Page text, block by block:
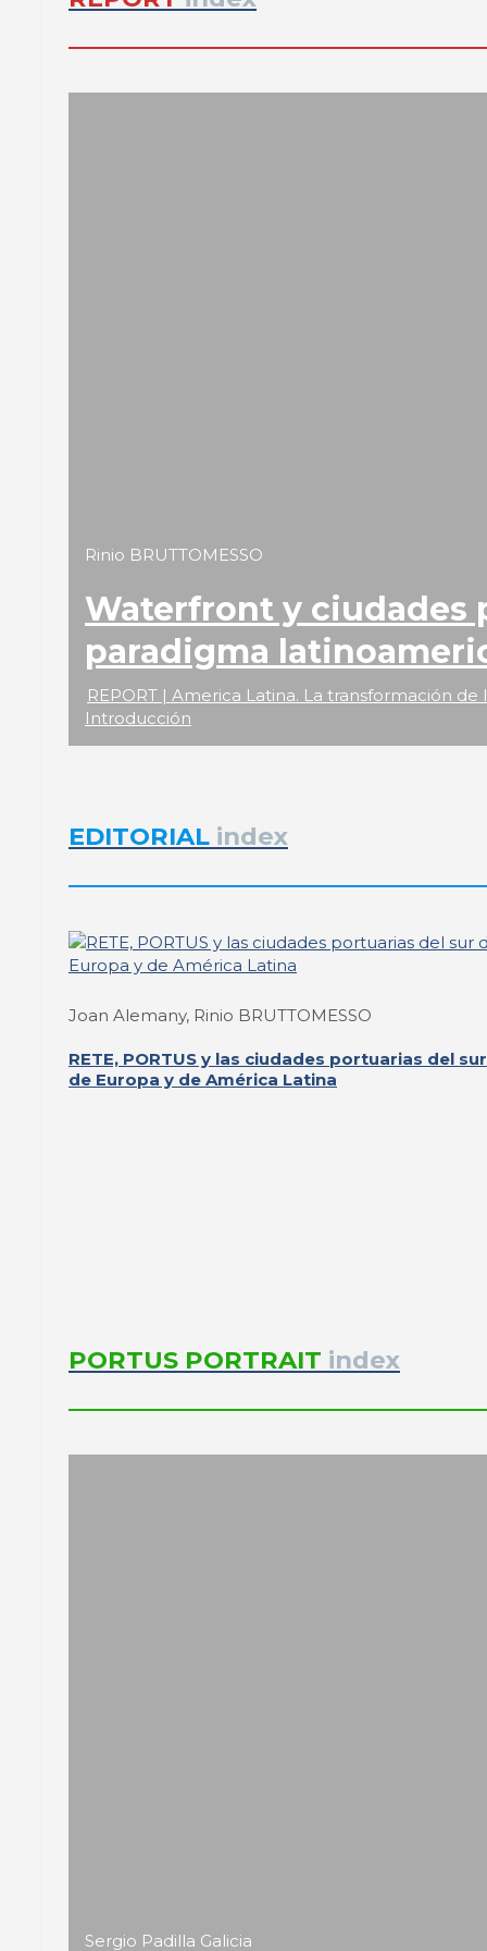
Rinio BRUTTOMESSO
Waterfront y ciudades
paradigma
REPORT | America Latina. La transformación de
Introducción
EDITORIAL index
Joan Alemany, Rinio BRUTTOMESSO
RETE, PORTUS y las ciudades portuarias del sur
de Europa y de América Latina
PORTUS PORTRAIT index
Sergio Padilla Galicia